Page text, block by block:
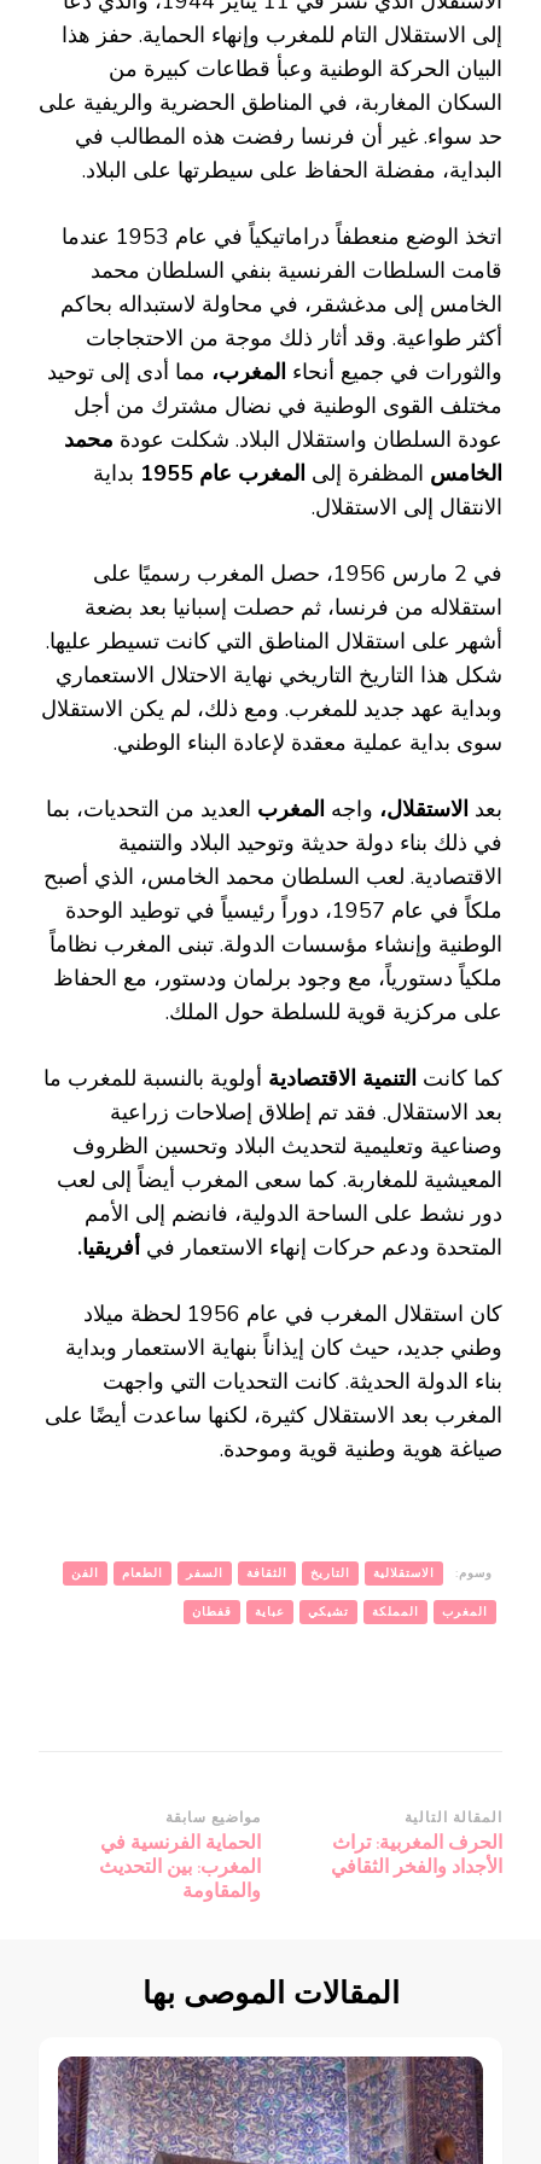
إلى الاستقلال التام للمغرب وإنهاء الحماية. حفز هذا
البيان الحركة الوطنية وعبأ قطاعات كبيرة من
السكان المغاربة، في المناطق الحضرية والريفية على
حد سواء. غير أن فرنسا رفضت هذه المطالب في
البداية، مفضلة الحفاظ على سيطرتها على البلاد.
اتخذ الوضع منعطفاً دراماتيكياً في عام 1953 عندما
قامت السلطات الفرنسية بنفي السلطان محمد
الخامس إلى مدغشقر، في محاولة لاستبداله بحاكم
أكثر طواعية. وقد أثار ذلك موجة من الاحتجاجات
والثورات في جميع أنحاء المغرب، مما أدى إلى توحيد
مختلف القوى الوطنية في نضال مشترك من أجل
عودة السلطان واستقلال البلاد. شكلت عودة محمد
الخامس المظفرة إلى المغرب عام 1955
بداية
الانتقال إلى الاستقلال.
في 2 مارس 1956، حصل المغرب رسميًا على
استقلاله من فرنسا، ثم حصلت إسبانيا بعد بضعة
أشهر على استقلال المناطق التي كانت تسيطر عليها.
شكل هذا التاريخ التاريخي نهاية الاحتلال الاستعماري
وبداية عهد جديد للمغرب. ومع ذلك، لم يكن الاستقلال
سوى بداية عملية معقدة لإعادة البناء الوطني.
بعد الاستقلال، واجه المغرب العديد من التحديات، بما
في ذلك بناء دولة حديثة وتوحيد البلاد والتنمية
الاقتصادية. لعب السلطان محمد الخامس، الذي أصبح
ملكاً في عام 1957، دوراً رئيسياً في توطيد الوحدة
الوطنية وإنشاء مؤسسات الدولة. تبنى المغرب نظاماً
ملكياً دستورياً، مع وجود برلمان ودستور، مع الحفاظ
على مركزية قوية للسلطة حول الملك.
كما كانت التنمية الاقتصادية أولوية بالنسبة للمغرب ما
بعد الاستقلال. فقد تم إطلاق إصلاحات زراعية
وصناعية وتعليمية لتحديث البلاد وتحسين الظروف
المعيشية للمغاربة. كما سعى المغرب أيضاً إلى لعب
دور نشط على الساحة الدولية، فانضم إلى الأمم
المتحدة ودعم حركات إنهاء الاستعمار في أفريقيا.
كان استقلال المغرب في عام 1956 لحظة ميلاد
وطني جديد، حيث كان إيذاناً بنهاية الاستعمار وبداية
بناء الدولة الحديثة. كانت التحديات التي واجهت
المغرب بعد الاستقلال كثيرة، لكنها ساعدت أيضًا على
صياغة هوية وطنية قوية وموحدة.
وسوم: الاستقلالية التاريخ الثقافة السفر الطعام الفن
المغرب المملكة تشيكي عباية قفطان
التنقل
بين
التدوينات
مواضيع سابقة
الحماية الفرنسية في
المغرب: بين التحديث
والمقاومة
المقالة التالية
الحرف المغربية: تراث
الأجداد والفخر الثقافي
المقالات الموصى بها